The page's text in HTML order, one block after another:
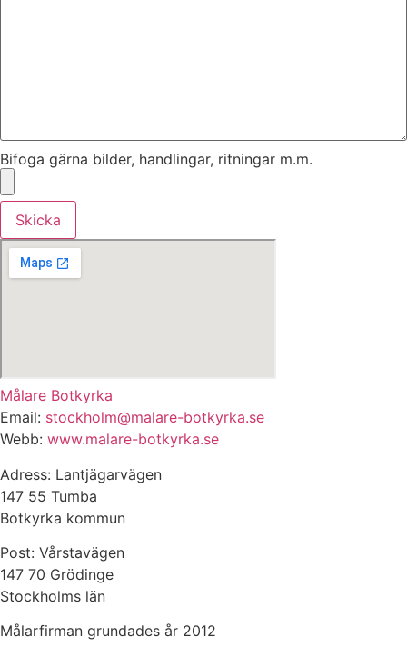
Bifoga gärna bilder, handlingar, ritningar m.m.
Skicka
Målare Botkyrka
Email: stockholm@malare-botkyrka.se
Webb: www.malare-botkyrka.se
Adress: Lantjägarvägen
147 55 Tumba
Botkyrka kommun
Post: Vårstavägen
147 70 Grödinge
Stockholms län
Målarfirman grundades år 2012